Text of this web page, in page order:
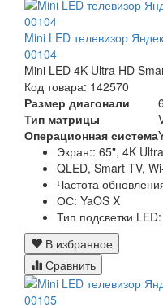
Mini LED телевизор
00104
Mini LED 4K Ultra HD
Код товара: 142570
Размер диагонали
Тип матрицы
Операционная система
Экран:: 65", 4K
QLED, Smart TV,
Частота
ОС: YaOS X
Тип подсветки
В избранное
Сравнить